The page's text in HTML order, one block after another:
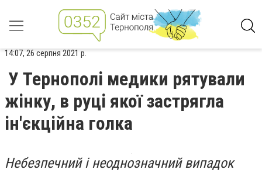
14:07, 26 серпня 2021 р.
У Тернополі медики рятували
жінку, в руці якої застрягла
ін'єкційна голка
Небезпечний і неоднозначний випадок